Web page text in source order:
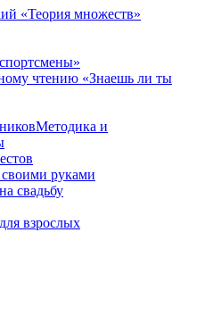
«Теория множеств»
чтению «Знаешь ли ты
Методика и
своими руками
свадьбу
взрослых